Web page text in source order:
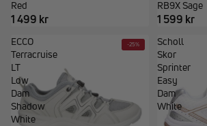
Red
1 499 kr
RB9X Sage
1 599 kr
ECCO
Terracruise
LT
Low
Dam
Shadow
White
-25%
Scholl
Skor
Sprinter
Easy
Dam
White